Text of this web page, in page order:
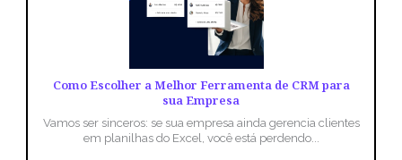
Como Escolher a Melhor Ferramenta de CRM para
sua Empresa
Vamos ser sinceros: se sua empresa ainda gerencia clientes
em planilhas do Excel, você está perdendo...